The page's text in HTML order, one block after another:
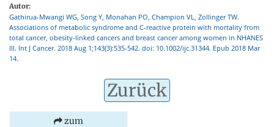
Autor:
Gathirua-Mwangi WG, Song Y, Monahan PO, Champion VL, Zollinger TW.
Associations of metabolic syndrome and C-reactive protein with mortality from
total cancer, obesity-linked cancers and breast cancer among women in NHANES
III. Int J Cancer. 2018 Aug 1;143(3):535-542. doi: 10.1002/ijc.31344. Epub 2018 Mar
14.
Zurück
zum